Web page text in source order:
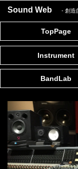
Sound Web - 創造
TopPage
Instrument
BandLab